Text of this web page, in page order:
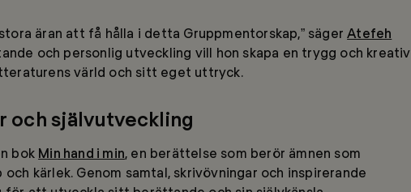
äran att få hålla i detta Gruppmentorskap,” sägerAtefeh
och personlig utveckling vill hon skapa en trygg och kreativ
värld och sitt eget uttryck.
och självutveckling
bok Min hand i min, en berättelse som berör ämnen som
kärlek. Genom samtal, skrivövningar och inspirerande